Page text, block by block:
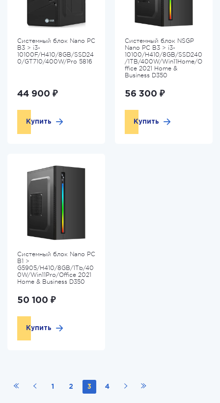
Системный блок Nano PC
B3 > i3-
10100F/H410/8GB/SSD24
0/GT710/400W/Pro 5816
44 900 ₽
Купить
Системный блок NSGP
Nano PC B3 > i3-
10100/H410/8GB/SSD240
/1TB/400W/Win11Home/O
ffice 2021 Home &
Business D350
56 300 ₽
Купить
Системный блок Nano PC
B1 >
G5905/H410/8GB/1Tb/40
0W/Win11Pro/Office 2021
Home & Business D350
50 100 ₽
Купить
1 2 3 4